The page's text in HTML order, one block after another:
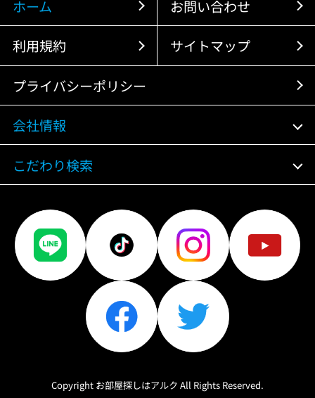
ホーム お問い合わせ
利用規約 サイトマップ
プライバシーポリシー
会社情報
こだわり検索
Copyright お部屋探しはアルク All Rights Reserved.